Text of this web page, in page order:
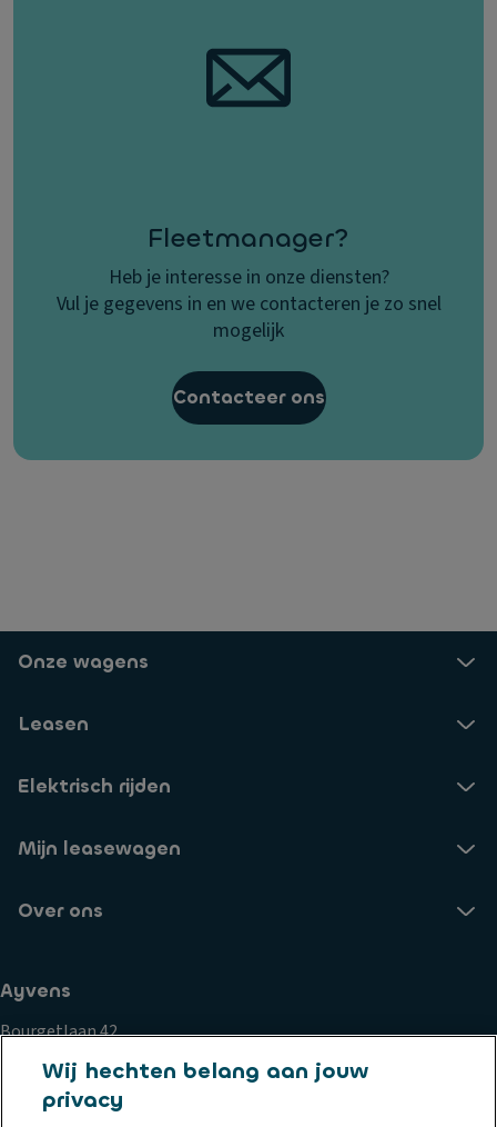
Fleetmanager?
Heb je interesse in onze diensten?
Vul je gegevens in en we contacteren je zo snel
mogelijk
Contacteer ons
Onze wagens
Leasen
Elektrisch rijden
Mijn leasewagen
Over ons
Ayvens
Bourgetlaan 42
1932 Zaventem
Cookiebeleid
Wij hechten belang aan jouw
privacy